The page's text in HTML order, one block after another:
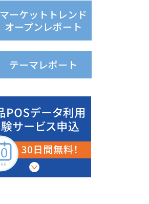
マーケットトレンド
オープンレポート
テーマレポート